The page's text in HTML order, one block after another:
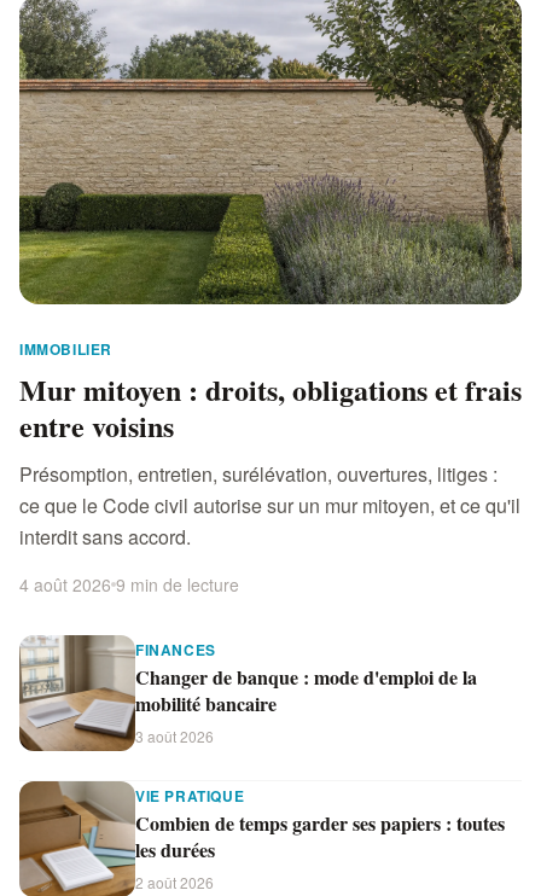
IMMOBILIER
Mur mitoyen : droits, obligations et frais
entre voisins
Présomption, entretien, surélévation, ouvertures, litiges :
ce que le Code civil autorise sur un mur mitoyen, et ce qu'il
interdit sans accord.
4 août 2026 9 min de lecture
FINANCES
Changer de banque : mode d'emploi de la
mobilité bancaire
3 août 2026
VIE PRATIQUE
Combien de temps garder ses papiers : toutes
les durées
2 août 2026